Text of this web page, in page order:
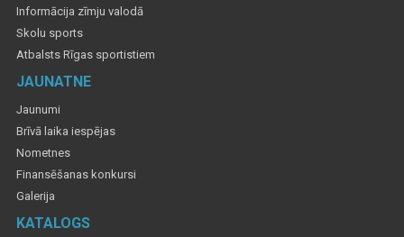
Informācija zīmju valodā
Skolu sports
Atbalsts Rīgas sportistiem
JAUNATNE
Jaunumi
Brīvā laika iespējas
Nometnes
Finansēšanas konkursi
Galerija
KATALOGS